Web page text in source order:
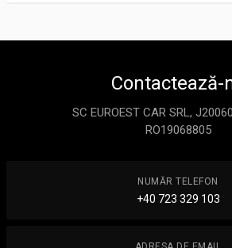
Contactează-
SC EUROEST CAR SRL,
RO19068805
NUMĂR TELEFON
+40 723 329 103